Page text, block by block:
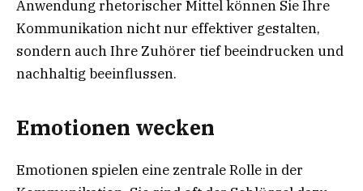
Anwendung rhetorischer Mittel können Sie Ihre
Kommunikation nicht nur effektiver gestalten,
sondern auch Ihre Zuhörer tief beeindrucken und
nachhaltig beeinflussen.
Emotionen wecken
Emotionen spielen eine zentrale Rolle in der